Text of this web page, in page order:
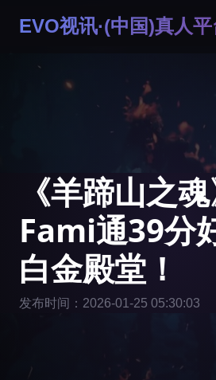
EVO视讯·(中国)真人平
《羊蹄山之
Fami通39分
白金殿堂！
发布时间：2026-01-25 05:30:03